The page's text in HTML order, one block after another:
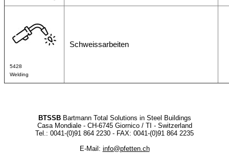
5428
Welding
Schweissarbeiten
BTSSBBartmann Total Solutions in Steel Buildings
Casa Mondiale - CH-6745 Giornico / TI - Switzerland
Tel.: 0041-(0)91 864 2230 - FAX: 0041-(0)91 864 2235
E-Mail: info@pfetten.ch